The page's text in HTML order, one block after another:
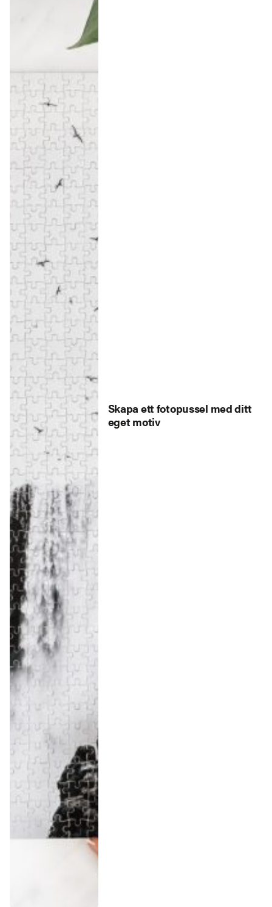
Skapa ett fotopussel med ditt
eget motiv